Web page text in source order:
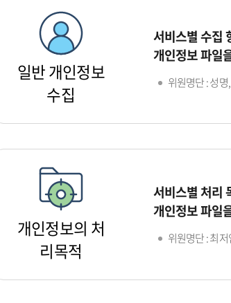
일반 개인정보
수집
서비스별 수집
개인정보 파일
위원명단 : 성
개인정보의 처
리목적
서비스별 처리
개인정보 파일
위원명단 : 최